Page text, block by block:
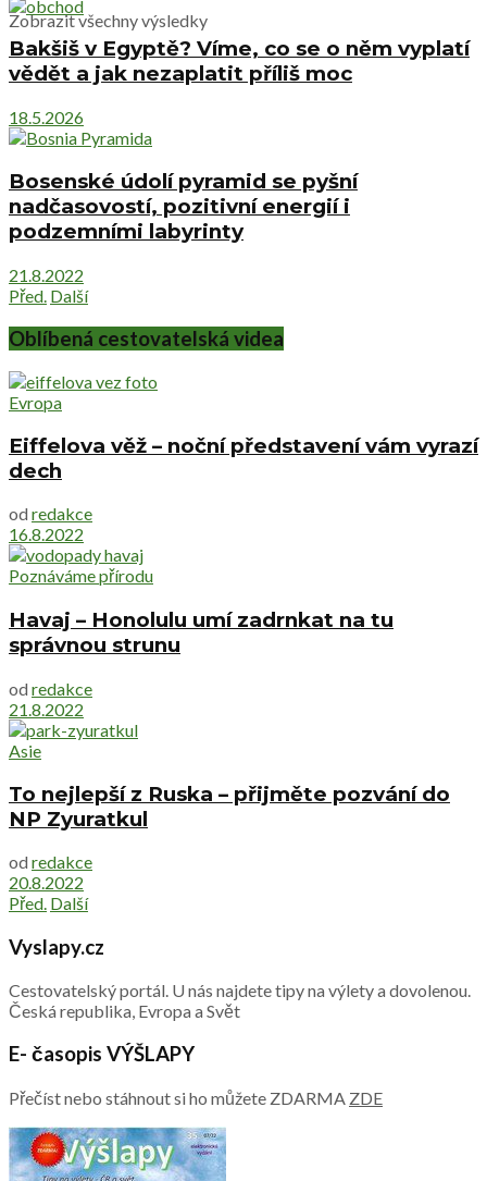
Zobrazit všechny výsledky
Bakšiš v Egyptě? Víme, co se o něm vyplatí
vědět a jak nezaplatit příliš moc
18.5.2026
Bosenské údolí pyramid se pyšní
nadčasovostí, pozitivní energií i
podzemními labyrinty
21.8.2022
Před. Další
Oblíbená cestovatelská videa
Evropa
Eiffelova věž – noční představení vám vyrazí
dech
od redakce
16.8.2022
Poznáváme přírodu
Havaj – Honolulu umí zadrnkat na tu
správnou strunu
od redakce
21.8.2022
Asie
To nejlepší z Ruska – přijměte pozvání do
NP Zyuratkul
od redakce
20.8.2022
Před. Další
Vyslapy.cz
Cestovatelský portál. U nás najdete tipy na výlety a dovolenou.
Česká republika, Evropa a Svět
E- časopis VÝŠLAPY
Přečíst nebo stáhnout si ho můžete ZDARMA ZDE